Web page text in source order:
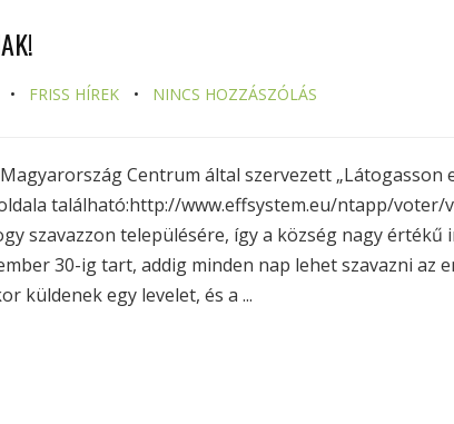
FRISS HÍREK NINCS HOZZÁSZÓLÁS
Centrum által szervezett „Látogasson
található:http://www.effsystem.eu/ntapp/voter/
szavazzon településére, így a község nagy
30-ig tart, addig minden nap lehet szavazni az
küldenek egy levelet, és a ...